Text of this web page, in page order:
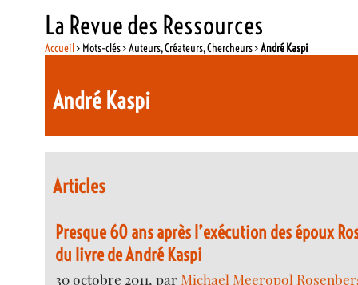
La Revue des Ressources
Accueil> Mots-clés > Auteurs, Créateurs, Chercheurs >André Kaspi
André Kaspi
Articles
Presque 60 ans après l’exécution des époux
du livre de André Kaspi
30 octobre 2011, parMichael Meeropol